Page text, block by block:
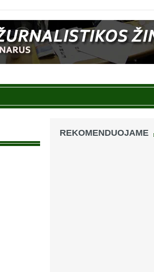
REKOMENDUOJAME